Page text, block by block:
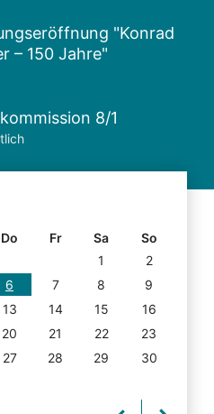
"Konrad
– 150 Jahre"
8/1
Do Fr Sa
So
1
2
6 7 8
9
13 14 15
16
20 21 22
23
27 28 29
30